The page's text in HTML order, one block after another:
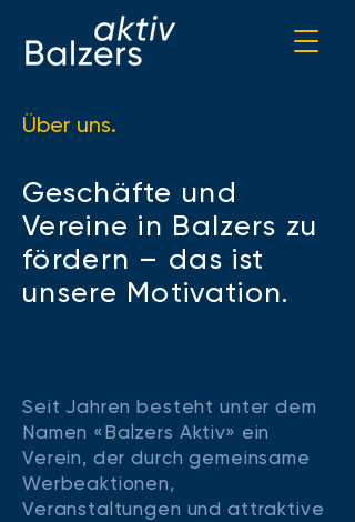
Über uns.
Geschäfte und
Vereine in Balzers zu
fördern – das ist
unsere Motivation.
Seit Jahren besteht unter dem
Namen «Balzers Aktiv» ein
Verein, der durch gemeinsame
Werbeaktionen,
Veranstaltungen und attraktive